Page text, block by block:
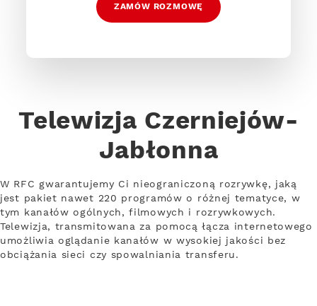
ZAMÓW ROZMOWĘ
Telewizja Czerniejów-
Jabłonna
W RFC gwarantujemy Ci nieograniczoną rozrywkę, jaką
jest pakiet nawet 220 programów o różnej tematyce, w
tym kanałów ogólnych, filmowych i rozrywkowych.
Telewizja, transmitowana za pomocą łącza internetowego
umożliwia oglądanie kanałów w wysokiej jakości bez
obciążania sieci czy spowalniania transferu.